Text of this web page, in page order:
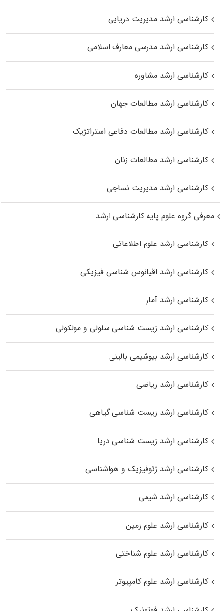
کارشناسی ارشد مدیریت دریایی
کارشناسی ارشد مدرسی معارف اسلامی
کارشناسی ارشد مشاوره
کارشناسی ارشد مطالعات جهان
کارشناسی ارشد مطالعات دفاعی استراتژیک
کارشناسی ارشد مطالعات زنان
کارشناسی ارشد مدیریت نساجی
معرفی گروه علوم پایه کارشناسی ارشد
کارشناسی ارشد علوم اطلاعاتی
کارشناسی ارشد اقیانوس‌ شناسی فیزیکی
کارشناسی ارشد آمار
کارشناسی ارشد زیست شناسی سلولی و مولکولی
کارشناسی ارشد بیوشیمی بالینی
کارشناسی ارشد ریاضی
کارشناسی ارشد زیست‌ شناسی گیاهی
کارشناسی ارشد زیست‌ شناسی دریا
کارشناسی ارشد ژئوفیزیک و هواشناسی
کارشناسی ارشد شیمی
کارشناسی ارشد علوم زمین
کارشناسی ارشد علوم شناختی
کارشناسی ارشد علوم کامپیوتر